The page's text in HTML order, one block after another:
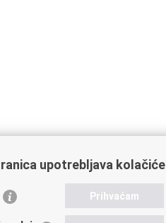
poveznice
unutarnjih poslova
upotrebljava kolačiće
Prihvaćam